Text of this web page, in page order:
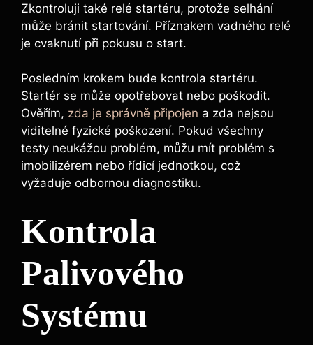
Zkontroluji také relé startéru, protože selhání
může bránit startování. Příznakem vadného relé
je cvaknutí při pokusu o start.
Posledním krokem bude kontrola startéru.
Startér se může opotřebovat nebo poškodit.
Ověřím, zda je správně připojen a zda nejsou
viditelné fyzické poškození. Pokud všechny
testy neukážou problém, můžu mít problém s
imobilizérem nebo řídicí jednotkou, což
vyžaduje odbornou diagnostiku.
Kontrola
Palivového
Systému